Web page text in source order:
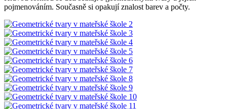
pojmenováním. Současně si opakují znalost barev a počty.